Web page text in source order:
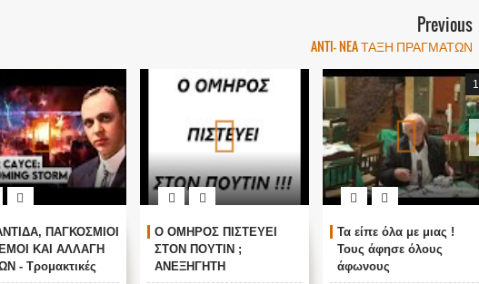
Previous
ANTI- NEA ΤΑΞΗ ΠΡΑΓΜΑΤΩΝ
ΠΑΓΚΟΣΜΙΟΙ
ΚΑΙ ΑΛΛΑΓΗ
- Τρομακτικές
Ο ΟΜΗΡΟΣ ΠΙΣΤΕΥΕΙ
ΣΤΟΝ ΠΟΥΤΙΝ ;
ΑΝΕΞΗΓΗΤΗ
1
Τα είπε όλα με μιας !
Τους άφησε όλους
άφωνους